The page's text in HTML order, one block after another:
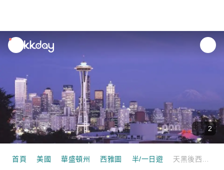
unread
notifications
2
首頁 美國 華盛頓州 西雅圖 半/一日遊